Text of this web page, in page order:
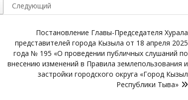
Следующий
Постановление Главы-Председателя Хурала
представителей города Кызыла от 18 апреля 2025
года № 195 «О проведении публичных слушаний по
внесению изменений в Правила землепользования и
застройки городского округа «Город Кызыл
Республики Тыва»